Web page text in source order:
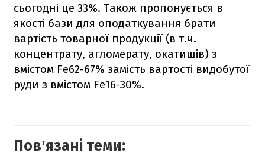
сьогодні це 33%. Також пропонується в
якості бази для оподаткування брати
вартість товарної продукції (в т.ч.
концентрату, агломерату, окатишів) з
вмістом Fe62-67% замість вартості видобутої
руди з вмістом Fe16-30%.
Повʼязані теми: